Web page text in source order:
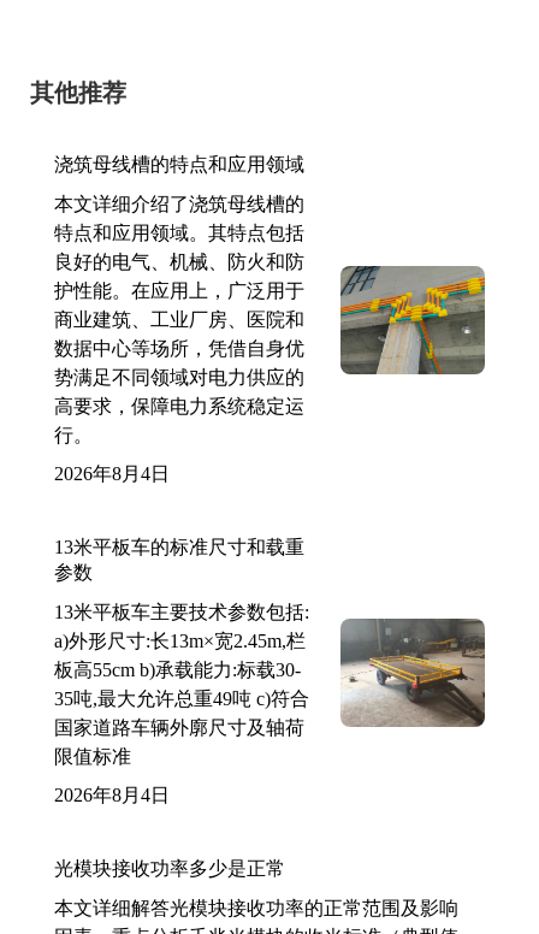
其他推荐
浇筑母线槽的特点和应用领域
本文详细介绍了浇筑母线槽的
特点和应用领域。其特点包括
良好的电气、机械、防火和防
护性能。在应用上，广泛用于
商业建筑、工业厂房、医院和
数据中心等场所，凭借自身优
势满足不同领域对电力供应的
高要求，保障电力系统稳定运
行。
2026年8月4日
13米平板车的标准尺寸和载重
参数
13米平板车主要技术参数包括:
a)外形尺寸:长13m×宽2.45m,栏
板高55cm b)承载能力:标载30-
35吨,最大允许总重49吨 c)符合
国家道路车辆外廓尺寸及轴荷
限值标准
2026年8月4日
光模块接收功率多少是正常
本文详细解答光模块接收功率的正常范围及影响